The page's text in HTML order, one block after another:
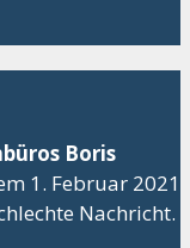
Boris
1. Februar 2021
Nachricht.